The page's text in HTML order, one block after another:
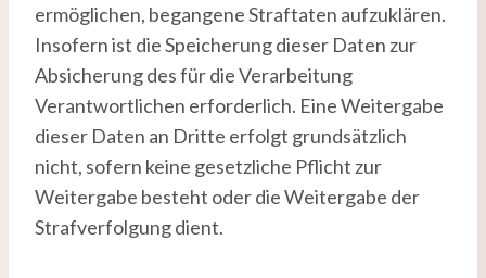
ermöglichen, begangene Straftaten aufzuklären.
Insofern ist die Speicherung dieser Daten zur
Absicherung des für die Verarbeitung
Verantwortlichen erforderlich. Eine Weitergabe
dieser Daten an Dritte erfolgt grundsätzlich
nicht, sofern keine gesetzliche Pflicht zur
Weitergabe besteht oder die Weitergabe der
Strafverfolgung dient.